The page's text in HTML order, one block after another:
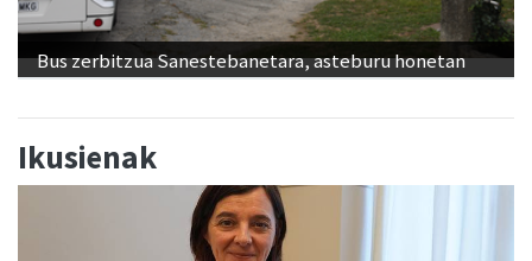
Bus zerbitzua Sanestebanetara, asteburu honetan
Ikusienak